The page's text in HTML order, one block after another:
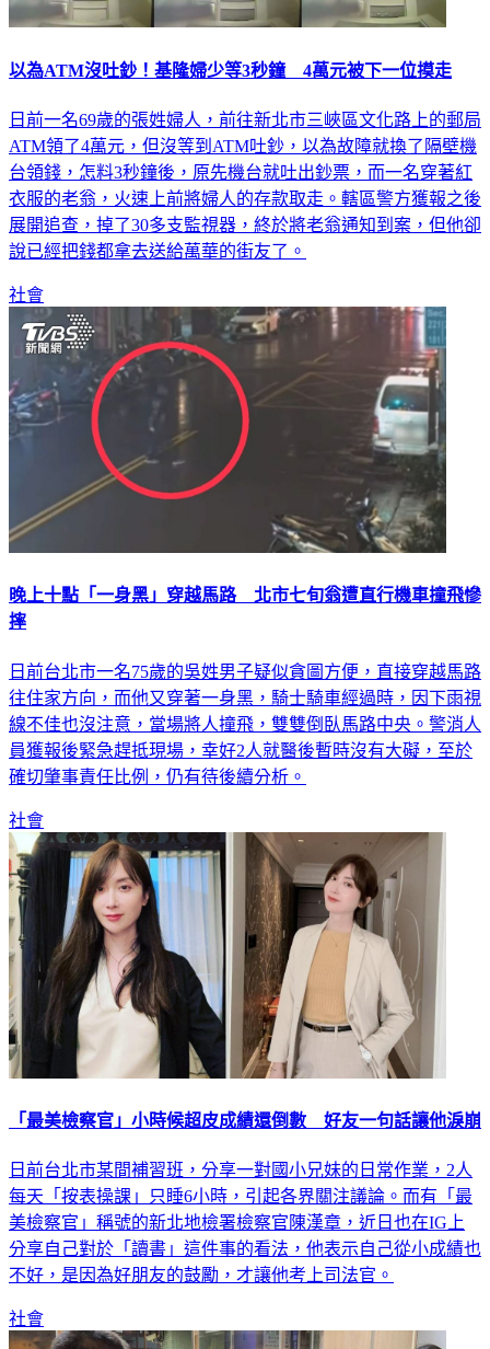
以為ATM沒吐鈔！基隆婦少等3秒鐘 4萬元被下一位摸走
日前一名69歲的張姓婦人，前往新北市三峽區文化路上的郵局
ATM領了4萬元，但沒等到ATM吐鈔，以為故障就換了隔壁機
台領錢，怎料3秒鐘後，原先機台就吐出鈔票，而一名穿著紅
衣服的老翁，火速上前將婦人的存款取走。轄區警方獲報之後
展開追查，掉了30多支監視器，終於將老翁通知到案，但他卻
說已經把錢都拿去送給萬華的街友了。
社會
晚上十點「一身黑」穿越馬路 北市七旬翁遭直行機車撞飛慘
摔
日前台北市一名75歲的吳姓男子疑似貪圖方便，直接穿越馬路
往住家方向，而他又穿著一身黑，騎士騎車經過時，因下雨視
線不佳也沒注意，當場將人撞飛，雙雙倒臥馬路中央。警消人
員獲報後緊急趕抵現場，幸好2人就醫後暫時沒有大礙，至於
確切肇事責任比例，仍有待後續分析。
社會
「最美檢察官」小時候超皮成績還倒數 好友一句話讓他淚崩
日前台北市某間補習班，分享一對國小兄妹的日常作業，2人
每天「按表操課」只睡6小時，引起各界關注議論。而有「最
美檢察官」稱號的新北地檢署檢察官陳漢章，近日也在IG上
分享自己對於「讀書」這件事的看法，他表示自己從小成績也
不好，是因為好朋友的鼓勵，才讓他考上司法官。
社會